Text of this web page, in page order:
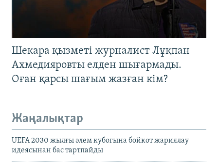
Шекара қызметі журналист Лұқпан
Ахмедияровты елден шығармады.
Оған қарсы шағым жазған кім?
Жаңалықтар
UEFA 2030 жылғы әлем кубогына бойкот жариялау
идеясынан бас тартпайды